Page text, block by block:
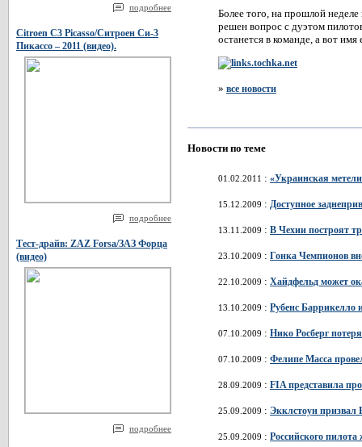
подробнее
Citroen C3 Picasso/Ситроен Си-3
Пикассо – 2011 (видео).
подробнее
Тест-драйв: ZAZ Forsa/ЗАЗ Форца
(видео)
подробнее
Более того, на прошлой
решен вопрос с дуэтом
останется в команде, а вот
» все новости
Новости по теме
01.02.2011 : «Украинская
15.12.2009 : Доступное
13.11.2009 : В Чехии построят
23.10.2009 : Гонка Чемпионов
22.10.2009 : Хайдфельд может
13.10.2009 : Рубенс Баррикелло
07.10.2009 : Нико Росберг
07.10.2009 : Фелипе Масса
28.09.2009 : FIA представила
25.09.2009 : Экклстоун призвал
25.09.2009 : Российского